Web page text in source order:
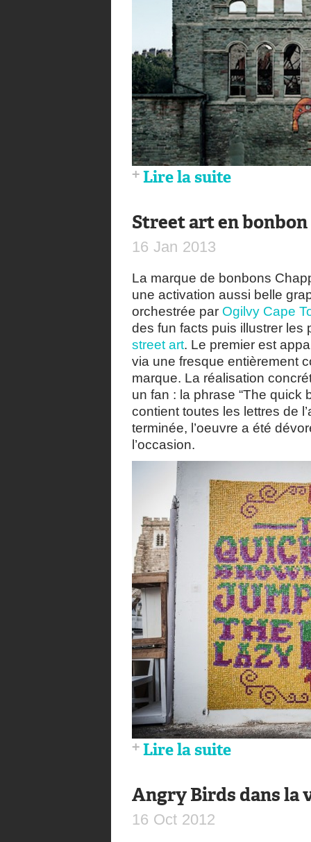
Lire la suite
Street art en bonbon
16 Jan 2013
La marque de bonbons
une activation aussi belle
orchestrée par Ogilvy Cape
des fun facts puis illustrer les
street art. Le premier est
via une fresque entièrement
marque. La réalisation
un fan : la phrase “The quick
contient toutes les lettres de
terminée, l’oeuvre a été
l’occasion.
Lire la suite
Angry Birds dans la
16 Oct 2012